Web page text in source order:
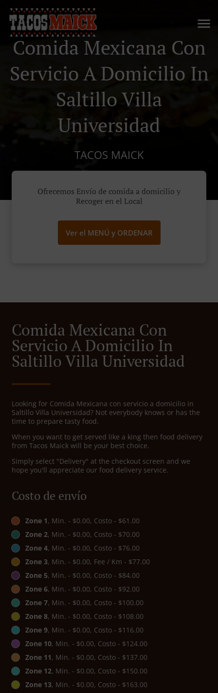
Comida Mexicana Con
Servicio A Domicilio In
Saltillo Villa
Universidad
TACOS MAICK
Ofrecemos Envío de comida a domicilio y
Recoger en el Local
Ver el MENÚ y ORDENAR
Comida Mexicana Con
Servicio A Domicilio In
Saltillo Villa Universidad
Looking for Comida Mexicana con servicio a domicilio in
Saltillo Villa Universidad? Not everybody knows or has the
time to prepare tasty food.
When you want to get served like a king then food delivery
from Tacos Maick will be your best choice.
Simply select "Delivery" at the checkout screen and we
hope you'll appreciate our food delivery service.
Costo de envío
Zone 1, Min. - $0.00, Costo - $61.00
Zone 2, Min. - $0.00, Costo - $70.00
Zone 4, Min. - $0.00, Costo - $76.00
Zone 3, Min. - $0.00, Fee / Km - $77.00
Zone 5, Min. - $0.00, Costo - $84.00
Zone 6, Min. - $0.00, Costo - $92.00
Zone 7, Min. - $0.00, Costo - $100.00
Zone 8, Min. - $0.00, Costo - $108.00
Zone 9, Min. - $0.00, Costo - $116.00
Zone 10, Min. - $0.00, Costo - $124.00
Zone 11, Min. - $0.00, Costo - $137.00
Zone 12, Min. - $0.00, Costo - $150.00
Zone 13, Min. - $0.00, Costo - $163.00